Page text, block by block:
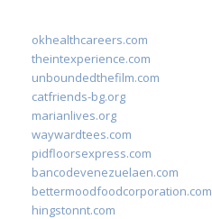
okhealthcareers.com
theintexperience.com
unboundedthefilm.com
catfriends-bg.org
marianlives.org
waywardtees.com
pidfloorsexpress.com
bancodevenezuelaen.com
bettermoodfoodcorporation.com
hingstonnt.com